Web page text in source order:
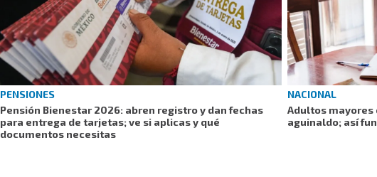
PENSIONES
Pensión Bienestar 2026: abren registro y dan fechas
para entrega de tarjetas; ve si aplicas y qué
documentos necesitas
NACIONAL
Adultos mayores
aguinaldo; así